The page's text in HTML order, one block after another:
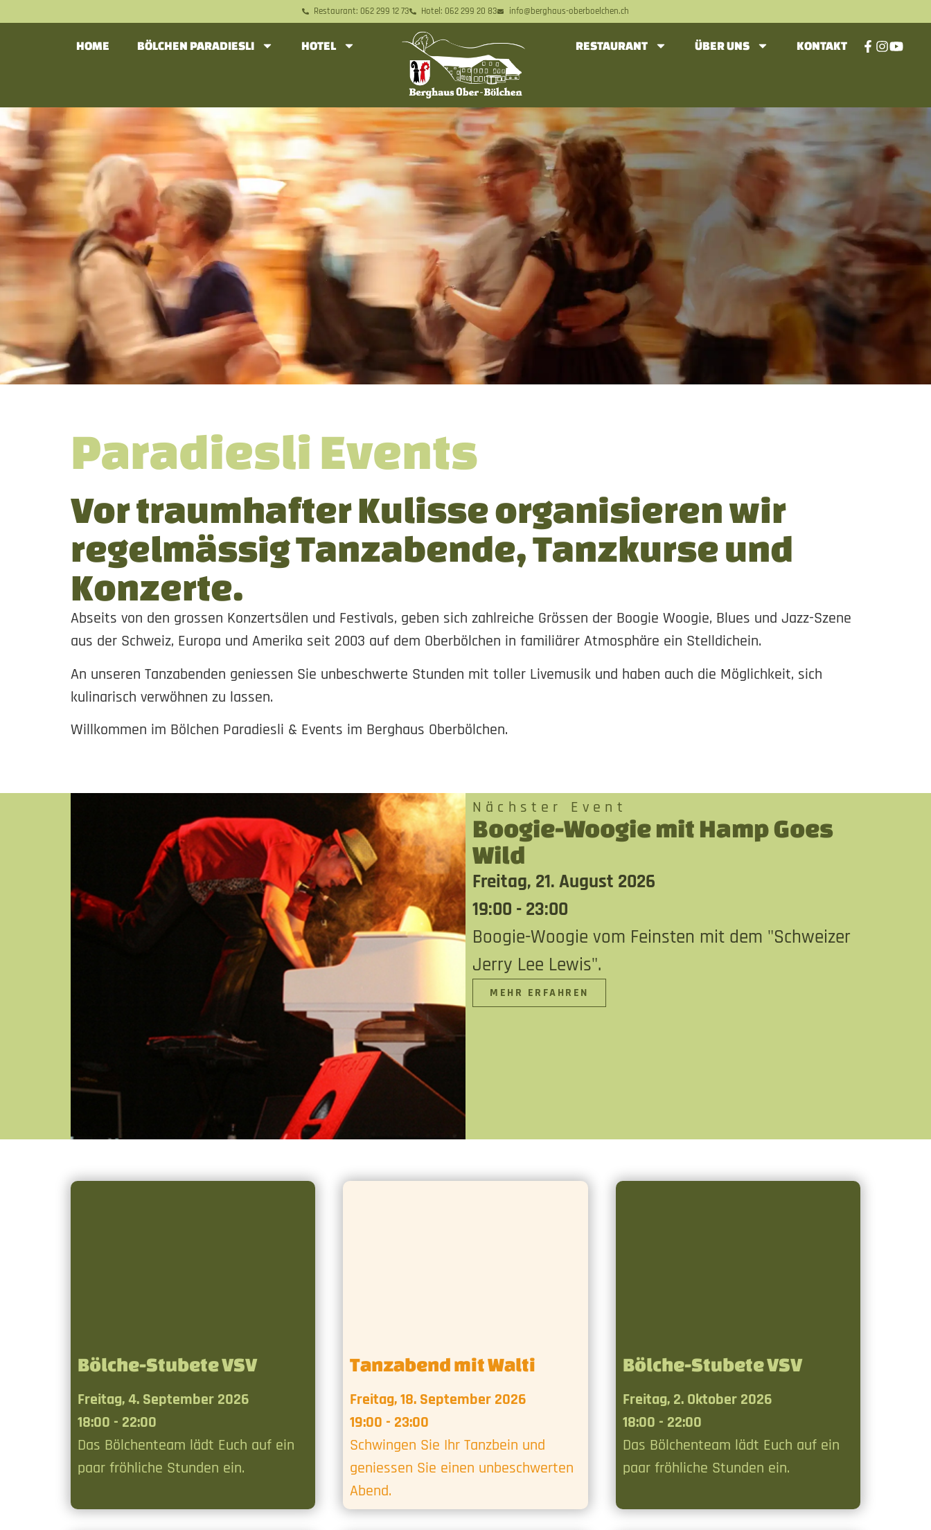
Restaurant: 062 299 12 73 Hotel: 062 299 20 83 info@berghaus-oberboelchen.ch
HOME BÖLCHEN PARADIESLI HOTEL RESTAURANT ÜBER UNS KONTAKT
Paradiesli Events
Vor traumhafter Kulisse organisieren wir
regelmässig Tanzabende, Tanzkurse und
Konzerte.
Abseits von den grossen Konzertsälen und Festivals, geben sich zahlreiche Grössen der Boogie Woogie, Blues und Jazz-Szene
aus der Schweiz, Europa und Amerika seit 2003 auf dem Oberbölchen in familiärer Atmosphäre ein Stelldichein.
An unseren Tanzabenden geniessen Sie unbeschwerte Stunden mit toller Livemusik und haben auch die Möglichkeit, sich
kulinarisch verwöhnen zu lassen.
Willkommen im Bölchen Paradiesli & Events im Berghaus Oberbölchen.
Nächster Event
Boogie-Woogie mit Hamp Goes
Wild
Freitag, 21. August 2026
19:00 - 23:00
Boogie-Woogie vom Feinsten mit dem "Schweizer
Jerry Lee Lewis".
MEHR ERFAHREN
Bölche-Stubete VSV
Freitag, 4. September 2026
18:00 - 22:00
Das Bölchenteam lädt Euch auf ein
paar fröhliche Stunden ein.
Tanzabend mit Walti
Freitag, 18. September 2026
19:00 - 23:00
Schwingen Sie Ihr Tanzbein und
geniessen Sie einen unbeschwerten
Abend.
Bölche-Stubete VSV
Freitag, 2. Oktober 2026
18:00 - 22:00
Das Bölchenteam lädt Euch auf ein
paar fröhliche Stunden ein.